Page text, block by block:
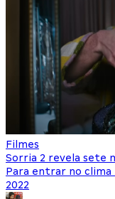
Filmes
Sorria 2 revela sete
Para entrar no clima
2022